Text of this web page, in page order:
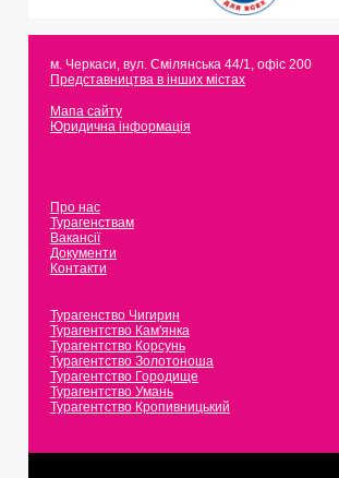
м. Черкаси вул. Смілянська 44/1, офіс 200
Представництва в інших містах
Мапа сайту
Юридична інформація
Про нас
Турагенствам
Вакансії
Документи
Контакти
Турагенство Чигирин
Турагентство Кам'янка
Турагентство Корсунь
Турагентство Золотоноша
Турагентство Городище
Турагентство Умань
Турагентство Кропивницький